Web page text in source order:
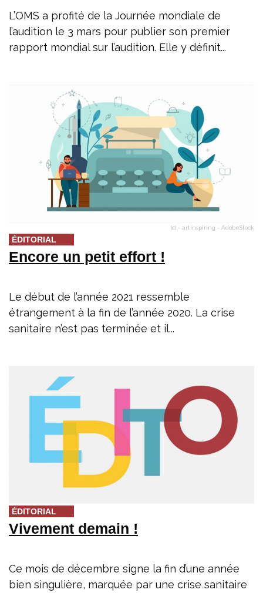
L’OMS a profité de la Journée mondiale de
l’audition le 3 mars pour publier son premier
rapport mondial sur l’audition. Elle y définit...
(c) - artinspiring - AdobeStock
ÉDITORIAL
Encore un petit effort !
Le début de l’année 2021 ressemble
étrangement à la fin de l’année 2020. La crise
sanitaire n’est pas terminée et il...
ÉDITORIAL
Vivement demain !
Ce mois de décembre signe la fin d’une année
bien singulière, marquée par une crise sanitaire